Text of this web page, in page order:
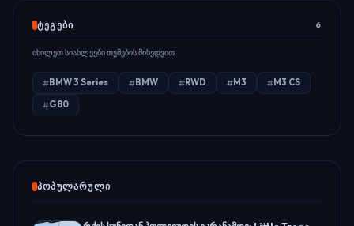
ᲢᲔᲒᲔᲑᲘ 6
იხილეთ სიახლეები თემების მიხედვით
BMW 3 Series BMW RWD M3
M3 CS
G80
ᲞᲝᲞᲣᲚᲐᲠᲣᲚᲘ